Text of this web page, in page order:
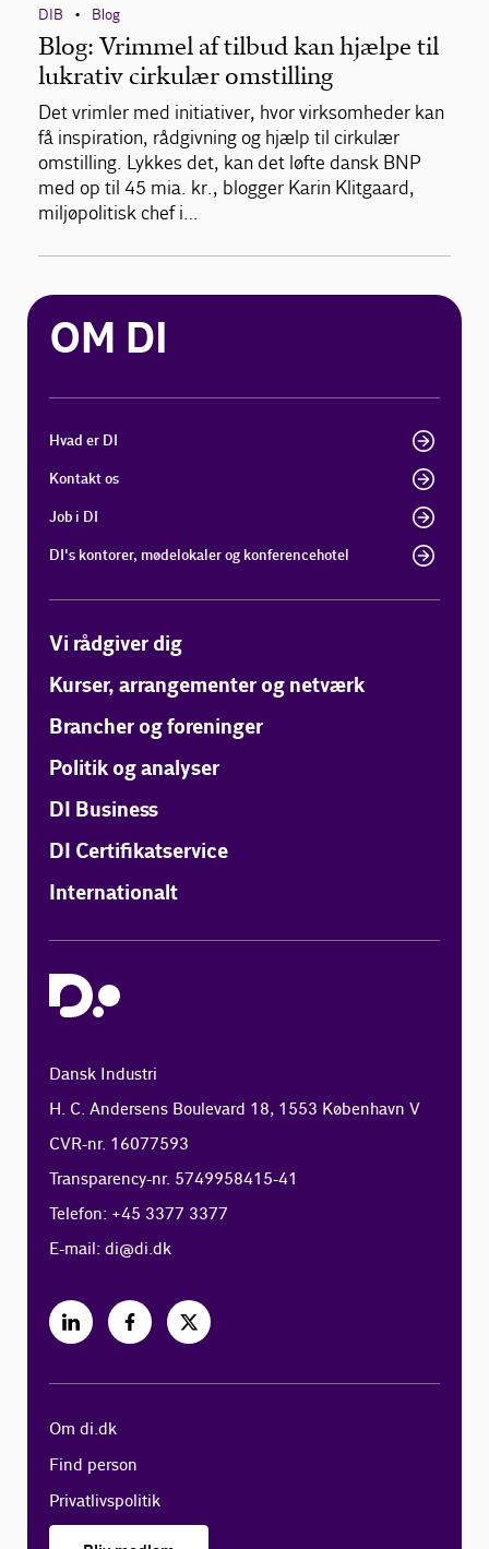
DIB • Blog
Blog: Vrimmel af tilbud kan hjælpe til
lukrativ cirkulær omstilling
Det vrimler med initiativer, hvor virksomheder kan
få inspiration, rådgivning og hjælp til cirkulær
omstilling. Lykkes det, kan det løfte dansk BNP
med op til 45 mia. kr., blogger Karin Klitgaard,
miljøpolitisk chef i…
OM DI
Hvad er DI
Kontakt os
Job i DI
DI's kontorer, mødelokaler og konferencehotel
Vi rådgiver dig
Kurser, arrangementer og netværk
Brancher og foreninger
Politik og analyser
DI Business
DI Certifikatservice
Internationalt
Dansk Industri
H. C. Andersens Boulevard 18, 1553 København V
CVR-nr. 16077593
Transparency-nr. 5749958415-41
Telefon: +45 3377 3377
E-mail:di@di.dk
Om di.dk
Find person
Privatlivspolitik